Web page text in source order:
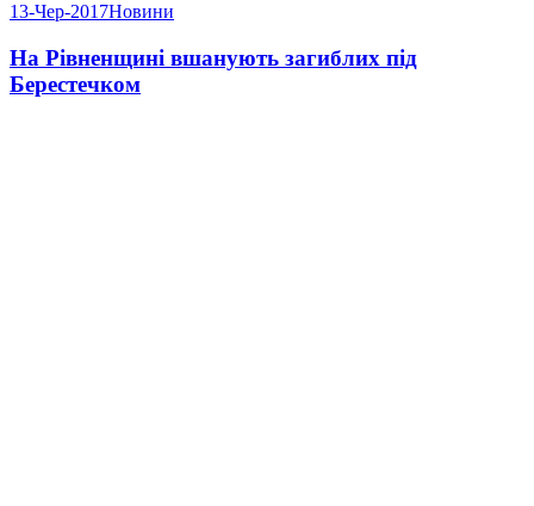
13-Чер-2017Новини
На Рівненщині вшанують загиблих під
Берестечком